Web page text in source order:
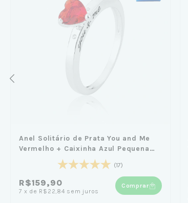
Anel Solitário de Prata You and Me
Vermelho + Caixinha Azul Pequena
Céu de Prata
(17)
R$159,90
7 x de R$22,84 sem juros
Comprar